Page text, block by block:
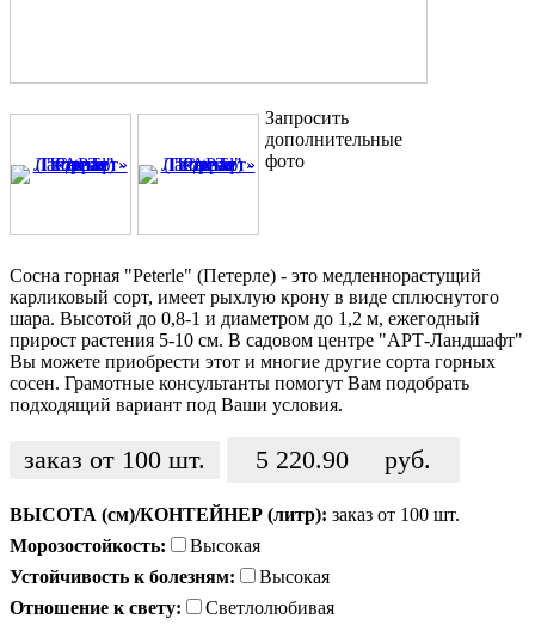
Запросить
дополнительные
фото
Сосна горная "Peterle" (Петерле) - это медленнорастущий
карликовый сорт, имеет рыхлую крону в виде сплюснутого
шара. Высотой до 0,8-1 и диаметром до 1,2 м, ежегодный
прирост растения 5-10 см. В садовом центре "АРТ-Ландшафт"
Вы можете приобрести этот и многие другие сорта горных
сосен. Грамотные консультанты помогут Вам подобрать
подходящий вариант под Ваши условия.
заказ от 100 шт. 5 220.90 руб.
ВЫСОТА (см)/КОНТЕЙНЕР (литр): заказ от 100 шт.
Морозостойкость:
Высокая
Устойчивость к болезням:
Высокая
Отношение к свету:
Светлолюбивая